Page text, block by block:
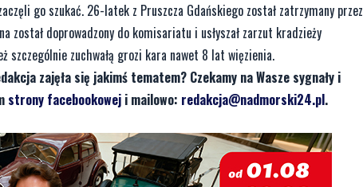
go szukać. 26-latek z Pruszcza Gdańskiego został zatrzymany przez
doprowadzony do komisariatu i usłyszał zarzut kradzieży
szczególnie zuchwałą grozi kara nawet 8 lat więzienia.
zajęła się jakimś tematem? Czekamy na Wasze sygnały i
strony facebookowej i mailowo: redakcja@nadmorski24.pl.